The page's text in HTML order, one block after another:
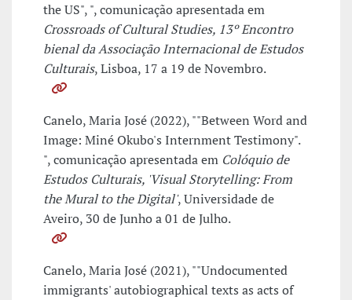
the US", ", comunicação apresentada em
Crossroads of Cultural Studies, 13º Encontro
bienal da Associação Internacional de Estudos
Culturais, Lisboa, 17 a 19 de Novembro.
Canelo, Maria José (2022), ""Between Word and
Image: Miné Okubo's Internment Testimony".
", comunicação apresentada em Colóquio de
Estudos Culturais, 'Visual Storytelling: From
the Mural to the Digital', Universidade de
Aveiro, 30 de Junho a 01 de Julho.
Canelo, Maria José (2021), ""Undocumented
immigrants' autobiographical texts as acts of